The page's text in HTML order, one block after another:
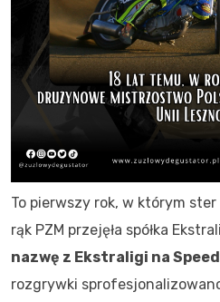
To pierwszy rok, w którym
rąk PZM przejęła spółka
nazwę z Ekstraligi na
rozgrywki